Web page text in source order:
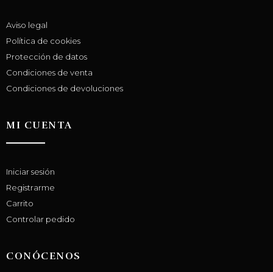
Aviso legal
Política de cookies
Protección de datos
Condiciones de venta
Condiciones de devoluciones
MI CUENTA
Iniciar sesión
Registrarme
Carrito
Controlar pedido
CONÓCENOS